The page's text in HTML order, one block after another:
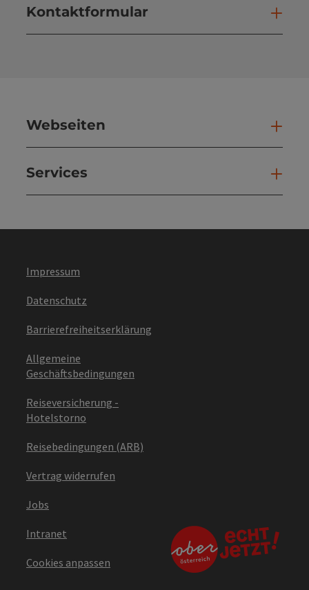
Kontaktformular
Webseiten
Services
Impressum
Datenschutz
Barrierefreiheitserklärung
Allgemeine
Geschäftsbedingungen
Reiseversicherung -
Hotelstorno
Reisebedingungen (ARB)
Vertrag widerrufen
Jobs
Intranet
Cookies anpassen